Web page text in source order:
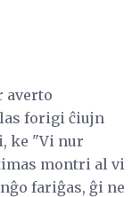
averto
forigi ĉiujn
ke "Vi nur
montri al vi
fariĝas, ĝi ne